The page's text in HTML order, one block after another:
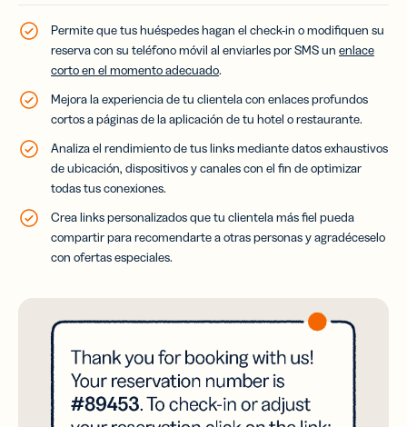
Permite que tus huéspedes hagan el check-in o modifiquen su
reserva con su teléfono móvil al enviarles por SMS un enlace
corto en el momento adecuado.
Mejora la experiencia de tu clientela con enlaces profundos
cortos a páginas de la aplicación de tu hotel o restaurante.
Analiza el rendimiento de tus links mediante datos exhaustivos
de ubicación, dispositivos y canales con el fin de optimizar
todas tus conexiones.
Crea links personalizados que tu clientela más fiel pueda
compartir para recomendarte a otras personas y agradéceselo
con ofertas especiales.